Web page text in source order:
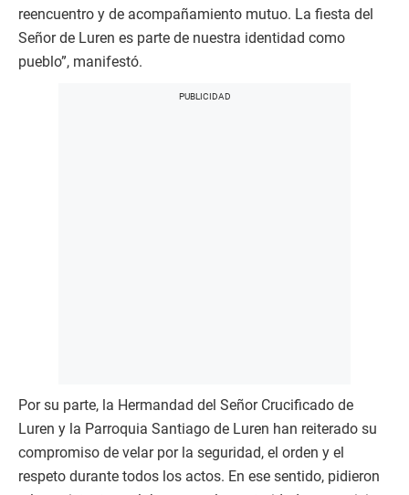
reencuentro y de acompañamiento mutuo. La fiesta del
Señor de Luren es parte de nuestra identidad como
pueblo”, manifestó.
Por su parte, la Hermandad del Señor Crucificado de
Luren y la Parroquia Santiago de Luren han reiterado su
compromiso de velar por la seguridad, el orden y el
respeto durante todos los actos. En ese sentido, pidieron